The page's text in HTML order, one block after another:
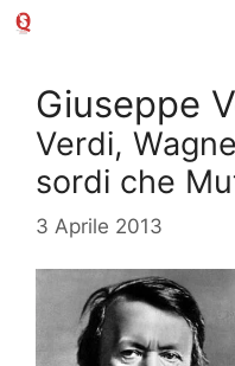
Vai
Giuseppe
Verdi,
sordi che
3 Aprile 2013